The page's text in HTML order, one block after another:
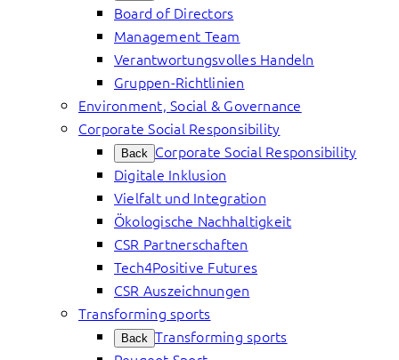
Board of Directors
Management Team
Verantwortungsvolles Handeln
Gruppen-Richtlinien
Environment, Social & Governance
Corporate Social Responsibility
Back Corporate Social Responsibility
Digitale Inklusion
Vielfalt und Integration
Ökologische Nachhaltigkeit
CSR Partnerschaften
Tech4Positive Futures
CSR Auszeichnungen
Transforming sports
Back Transforming sports